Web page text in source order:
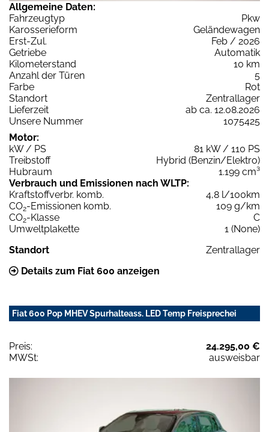
Allgemeine Daten:
Fahrzeugtyp
Pkw
Karosserieform
Geländewagen
Erst-Zul.
Feb / 2026
Getriebe
Automatik
Kilometerstand
10 km
Anzahl der Türen
5
Farbe
Rot
Standort
Zentrallager
Lieferzeit
ab ca. 12.08.2026
Unsere Nummer
1075425
Motor:
kW / PS
81 kW / 110 PS
Treibstoff
Hybrid (Benzin/Elektro)
Hubraum
1.199 cm³
Verbrauch und Emissionen nach WLTP:
Kraftstoffverbr. komb.
4,8 l/100km
CO2-Emissionen komb.
109 g/km
CO2-Klasse
C
Umweltplakette
1 (None)
Standort
Zentrallager
Details zum Fiat 600 anzeigen
Fiat 600 Pop MHEV Spurhalteass. LED Temp Freisprechei
Preis:
24.295,00 €
MWSt:
ausweisbar